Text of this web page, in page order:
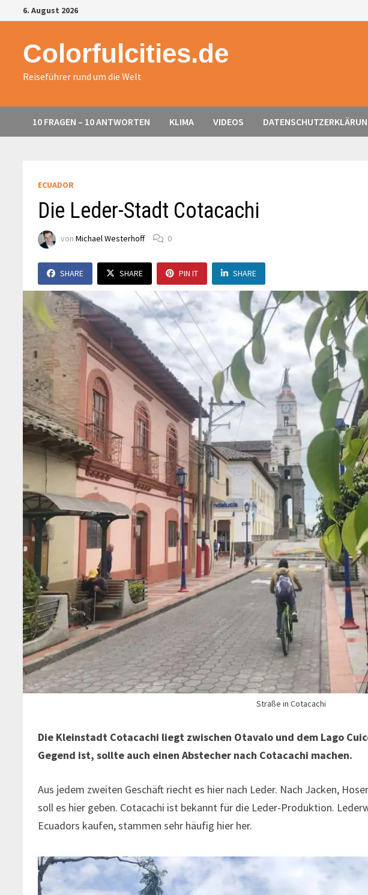
Zurück
zum
6. August 2026
Colorfulcities.de
Reiseführer rund um die Welt
10 FRAGEN – 10 ANTWORTEN KLIMA VIDEOS
ECUADOR
Die Leder-Stadt Cotacachi
vonMichael Westerhoff 0
SHARE SHARE PIN IT SHARE
Straße in Cotacachi
Die Kleinstadt Cotacachi liegt zwischen Otavalo und dem Lago
Gegend ist, sollte auch einen Abstecher nach Cotacachi machen.
Aus jedem zweiten Geschäft riecht es hier nach Leder. Nach Jacken,
soll es hier geben. Cotacachi ist bekannt für die Leder-Produktion.
Ecuadors kaufen, stammen sehr häufig hier her.